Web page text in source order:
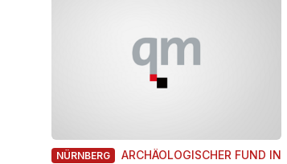
NÜRNBERG
ARCHÄOLOGISCHER FUND IN